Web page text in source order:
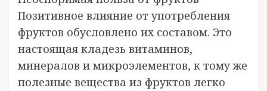
Позитивное влияние от употребления
фруктов обусловлено их составом. Это
настоящая кладезь витаминов,
минералов и микроэлементов, к тому же
полезные вещества из фруктов легко